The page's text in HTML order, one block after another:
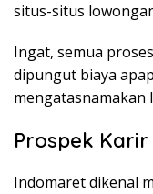
situs-situs
Ingat, semua
dipungut biaya
mengatasnamakan
Prospek
Indomaret dikenal